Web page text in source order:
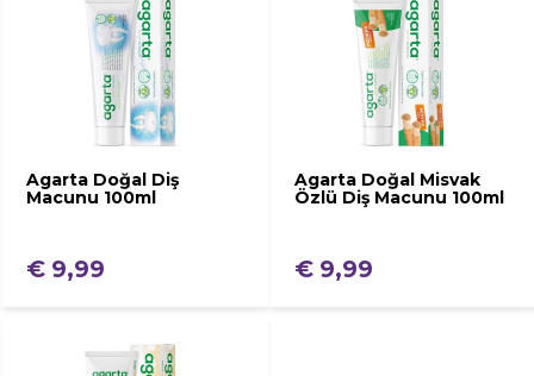
Agarta Doğal Diş
Macunu 100ml
€ 9,99
Agarta Doğal Misvak
Özlü Diş Macunu 100ml
€ 9,99